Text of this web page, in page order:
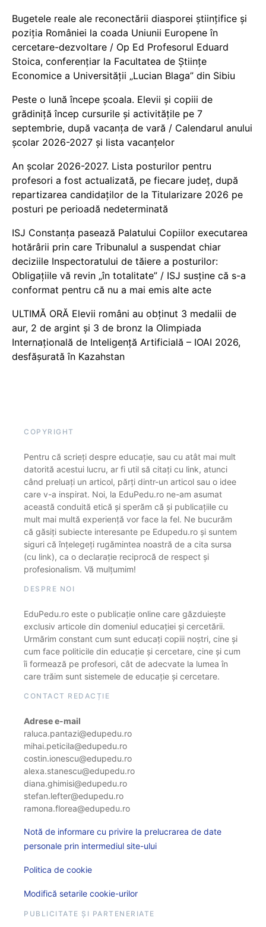
Bugetele reale ale reconectării diasporei științifice și
poziția României la coada Uniunii Europene în
cercetare-dezvoltare / Op Ed Profesorul Eduard
Stoica, conferențiar la Facultatea de Științe
Economice a Universității „Lucian Blaga” din Sibiu
Peste o lună începe școala. Elevii și copiii de
grădiniță încep cursurile și activitățile pe 7
septembrie, după vacanța de vară / Calendarul anului
școlar 2026-2027 și lista vacanțelor
An școlar 2026-2027. Lista posturilor pentru
profesori a fost actualizată, pe fiecare județ, după
repartizarea candidaților de la Titularizare 2026 pe
posturi pe perioadă nedeterminată
ISJ Constanța pasează Palatului Copiilor executarea
hotărârii prin care Tribunalul a suspendat chiar
deciziile Inspectoratului de tăiere a posturilor:
Obligațiile vă revin „în totalitate” / ISJ susține că s-a
conformat pentru că nu a mai emis alte acte
ULTIMĂ ORĂ Elevii români au obținut 3 medalii de
aur, 2 de argint și 3 de bronz la Olimpiada
Internațională de Inteligență Artificială – IOAI 2026,
desfășurată în Kazahstan
COPYRIGHT
Pentru că scrieți despre educație, sau cu atât mai mult
datorită acestui lucru, ar fi util să citați cu link, atunci
când preluați un articol, părți dintr-un articol sau o idee
care v-a inspirat. Noi, la EduPedu.ro ne-am asumat
această conduită etică și sperăm că și publicațiile cu
mult mai multă experiență vor face la fel. Ne bucurăm
că găsiți subiecte interesante pe Edupedu.ro și suntem
siguri că înțelegeți rugămintea noastră de a cita sursa
(cu link), ca o declarație reciprocă de respect și
profesionalism. Vă mulțumim!
DESPRE NOI
EduPedu.ro este o publicație online care găzduiește
exclusiv articole din domeniul educației și cercetării.
Urmărim constant cum sunt educați copiii noștri, cine și
cum face politicile din educație și cercetare, cine și cum
îi formează pe profesori, cât de adecvate la lumea în
care trăim sunt sistemele de educație și cercetare.
CONTACT REDACȚIE
Adrese e-mail
raluca.pantazi@edupedu.ro
mihai.peticila@edupedu.ro
costin.ionescu@edupedu.ro
alexa.stanescu@edupedu.ro
diana.ghimisi@edupedu.ro
stefan.lefter@edupedu.ro
ramona.florea@edupedu.ro
Notă de informare cu privire la prelucrarea de date
personale prin intermediul site-ului
Politica de cookie
Modifică setarile cookie-urilor
PUBLICITATE ȘI PARTENERIATE